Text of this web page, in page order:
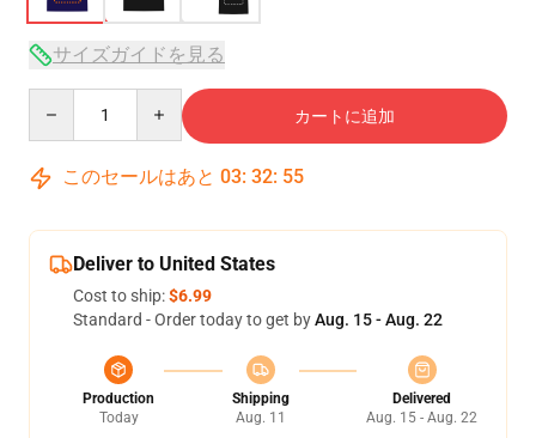
サイズガイドを見る
カートに追加
このセールはあと 03: 32: 54
Deliver to United States
Cost to ship:$6.99
Standard - Order today to get byAug. 15 - Aug. 22
Production
Today
Shipping
Aug. 11
Delivered
Aug. 15 - Aug. 22